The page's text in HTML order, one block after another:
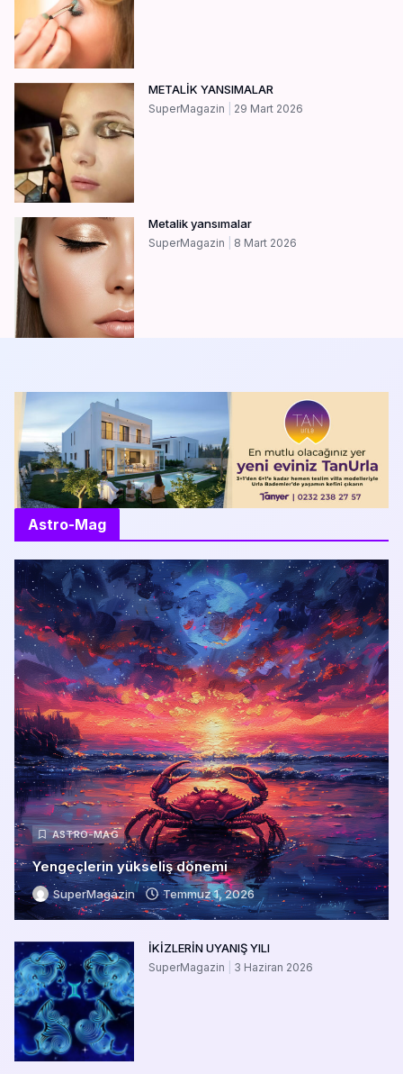
METALİK YANSIMALAR
SuperMagazin 29 Mart 2026
Metalik yansımalar
SuperMagazin 8 Mart 2026
Astro-Mag
ASTRO-MAG
Yengeçlerin yükseliş dönemi
SuperMagazin Temmuz 1, 2026
İKİZLERİN UYANIŞ YILI
SuperMagazin 3 Haziran 2026